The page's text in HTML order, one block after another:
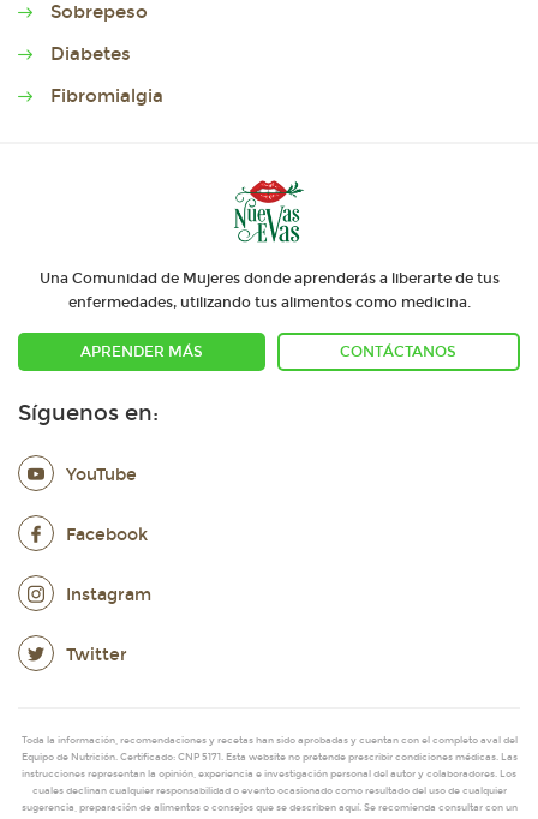
Sobrepeso
Diabetes
Fibromialgia
Una Comunidad de Mujeres donde aprenderás a liberarte de tus
enfermedades, utilizando tus alimentos como medicina.
APRENDER MÁS CONTÁCTANOS
Síguenos en:
YouTube
Facebook
Instagram
Twitter
Toda la información, recomendaciones y recetas han sido aprobadas y cuentan con el completo aval del
Equipo de Nutrición. Certificado: CNP 5171. Esta website no pretende prescribir condiciones médicas. Las
instrucciones representan la opinión, experiencia e investigación personal del autor y colaboradores. Los
cuales declinan cualquier responsabilidad o evento ocasionado como resultado del uso de cualquier
sugerencia, preparación de alimentos o consejos que se describen aquí. Se recomienda consultar con un